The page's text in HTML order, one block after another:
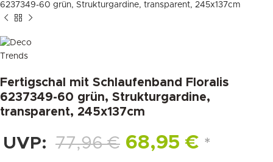
6237349-60 grün, Strukturgardine, transparent, 245x137cm
Fertigschal mit Schlaufenband Floralis
6237349-60 grün, Strukturgardine,
transparent, 245x137cm
UVP: 77,96€ 68,95 € *